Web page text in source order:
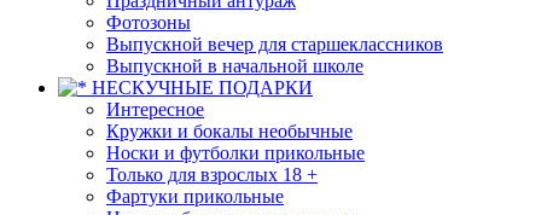
Фотозоны
Выпускной вечер для старшеклассников
Выпускной в начальной школе
НЕСКУЧНЫЕ ПОДАРКИ
Интересное
Кружки и бокалы необычные
Носки и футболки прикольные
Только для взрослых 18 +
Фартуки прикольные